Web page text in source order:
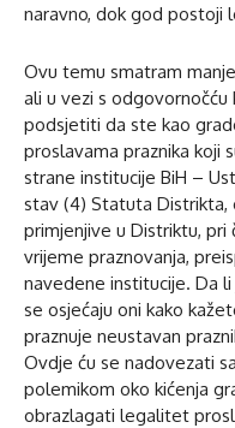
naravno, dok god postoji
Ovu temu smatram
ali u vezi s
podsjetiti da ste kao
proslavama praznika koji
strane institucije BiH –
stav (4) Statuta Distrikta,
primjenjive u Distriktu, pri
vrijeme praznovanja,
navedene institucije. Da
se osjećaju oni kako
praznuje neustavan
Ovdje ću se nadovezati
polemikom oko kićenja
obrazlagati legalitet